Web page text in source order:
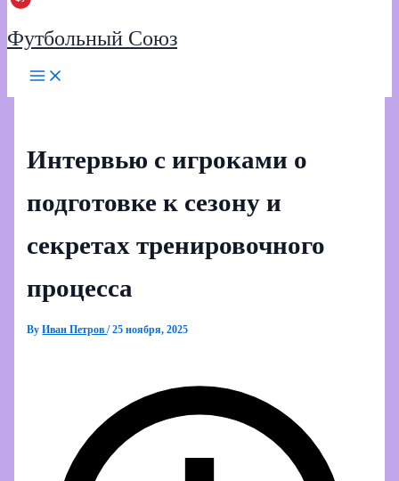
Футбольный Союз
Интервью с игроками о
подготовке к сезону и
секретах тренировочного
процесса
ByИван Петров/25 ноября, 2025